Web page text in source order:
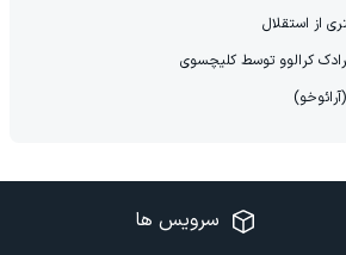
کرالوو توسط کلیچسوی
سرویس ها